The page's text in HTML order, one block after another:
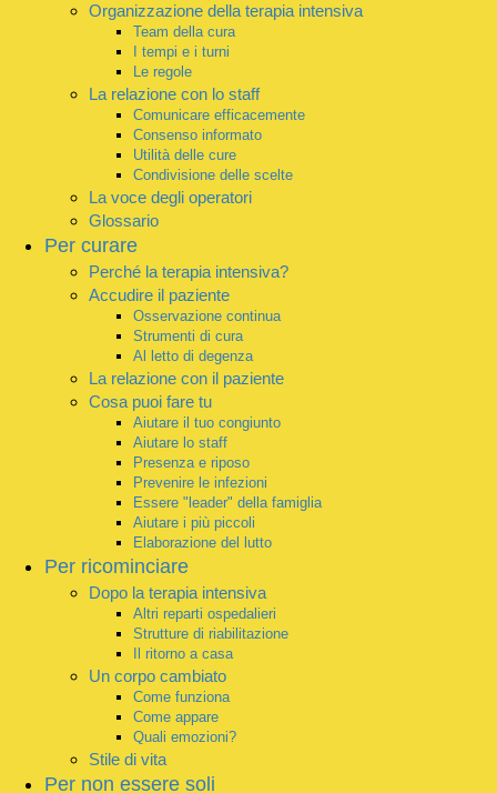
Organizzazione della terapia intensiva
Team della cura
I tempi e i turni
Le regole
La relazione con lo staff
Comunicare efficacemente
Consenso informato
Utilità delle cure
Condivisione delle scelte
La voce degli operatori
Glossario
Per curare
Perché la terapia intensiva?
Accudire il paziente
Osservazione continua
Strumenti di cura
Al letto di degenza
La relazione con il paziente
Cosa puoi fare tu
Aiutare il tuo congiunto
Aiutare lo staff
Presenza e riposo
Prevenire le infezioni
Essere "leader" della famiglia
Aiutare i più piccoli
Elaborazione del lutto
Per ricominciare
Dopo la terapia intensiva
Altri reparti ospedalieri
Strutture di riabilitazione
Il ritorno a casa
Un corpo cambiato
Come funziona
Come appare
Quali emozioni?
Stile di vita
Per non essere soli